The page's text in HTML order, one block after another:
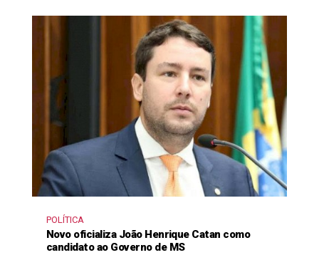
POLÍTICA
Novo oficializa João Henrique Catan como
candidato ao Governo de MS